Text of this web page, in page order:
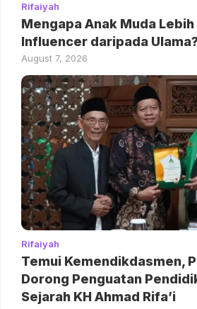
Rifaiyah
Mengapa Anak Muda
Influencer daripada Ulama?
August 7, 2026
Rifaiyah
Temui Kemendikdasmen,
Dorong Penguatan
Sejarah KH Ahmad Rifa’i